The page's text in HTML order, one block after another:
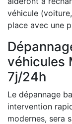
véhicule
place avec une
véhicules
7j/24h
Le dépannage
intervention
modernes, sera